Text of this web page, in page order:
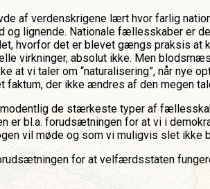
af verdenskrigene lært hvor farlig
lignende. Nationale fællesskaber er
hvorfor det er blevet gængs praksis at
virkninger, absolut ikke. Men
at vi taler om “naturalisering”, når nye
der ikke ændres af den megen
de stærkeste typer af
er bl.a. forudsætningen for at vi i
vil møde og som vi muligvis slet ikke
for at velfærdsstaten